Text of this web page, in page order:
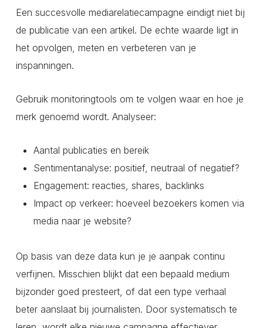
Een succesvolle mediarelatiecampagne eindigt niet bij
de publicatie van een artikel. De echte waarde ligt in
het opvolgen, meten en verbeteren van je
inspanningen.
Gebruik monitoringtools om te volgen waar en hoe je
merk genoemd wordt. Analyseer:
Aantal publicaties en bereik
Sentimentanalyse: positief, neutraal of negatief?
Engagement: reacties, shares, backlinks
Impact op verkeer: hoeveel bezoekers komen via
media naar je website?
Op basis van deze data kun je je aanpak continu
verfijnen. Misschien blijkt dat een bepaald medium
bijzonder goed presteert, of dat een type verhaal
beter aanslaat bij journalisten. Door systematisch te